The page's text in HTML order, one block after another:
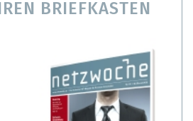
BRIEFKASTEN